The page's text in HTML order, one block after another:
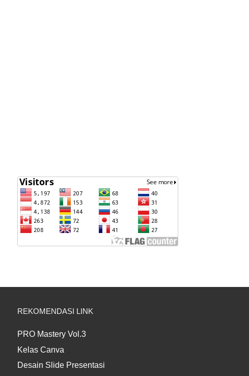
REKOMENDASI LINK
PRO Mastery Vol.3
Kelas Canva
Desain Slide Presentasi